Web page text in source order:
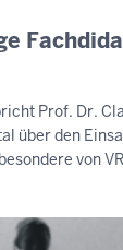
Prof. Dr.
über den
von